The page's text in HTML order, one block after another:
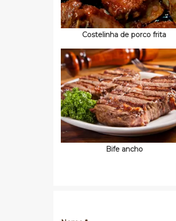
Costelinha de porco frita
Bife ancho